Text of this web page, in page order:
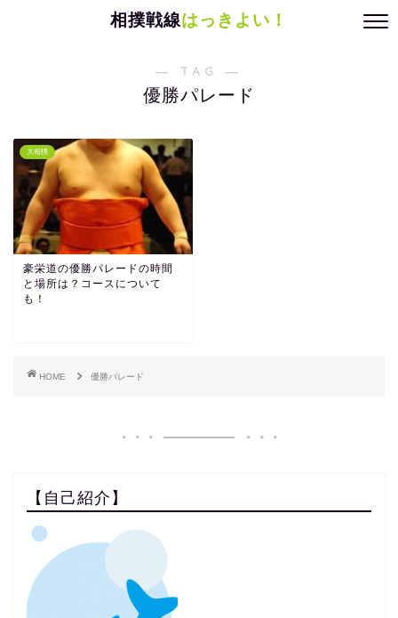
相撲戦線はっきよい！
― TAG ―
優勝パレード
大相撲
豪栄道の優勝パレードの時間
と場所は？コースについて
も！
HOME 優勝パレード
【自己紹介】